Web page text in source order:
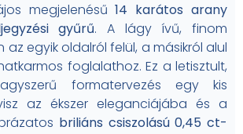
megjelenésű14 karátos arany
gyűrű. A lágy ívű, finom
az egyik oldalról felül, a másikról alul
foglalathoz. Ez a letisztult,
formatervezés egy kis
az ékszer eleganciájába és a
briliáns csiszolású 0,45 ct-